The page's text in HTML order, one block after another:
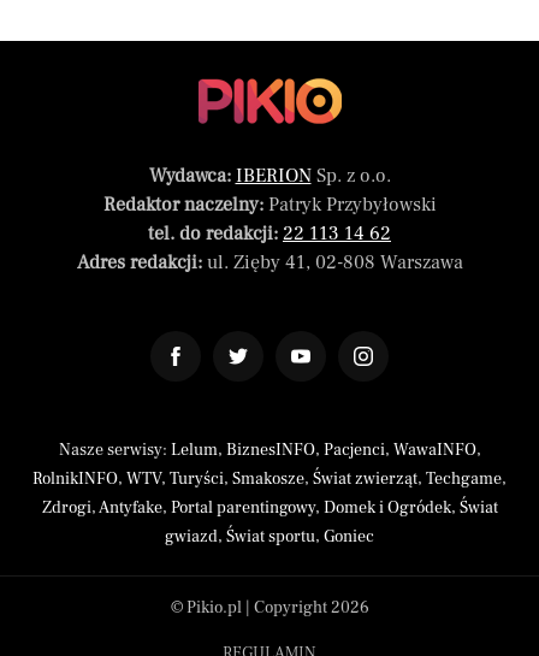
Wydawca: IBERIONSp. z o.o.
Redaktor naczelny:Patryk Przybyłowski
tel. do redakcji: 22 113 14 62
Adres redakcji:ul. Zięby 41, 02-808 Warszawa
Nasze serwisy: Lelum, BiznesINFO, Pacjenci, WawaINFO,
RolnikINFO, WTV, Turyści, Smakosze, Świat zwierząt, Techgame,
Zdrogi,Antyfake, Portal parentingowy, Domek i Ogródek, Świat
gwiazd, Świat sportu, Goniec
© Pikio.pl | Copyright 2026